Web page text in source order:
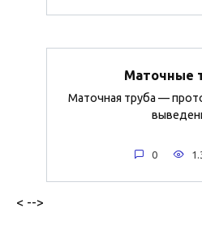
Маточные
Маточная труба —
0
< -->